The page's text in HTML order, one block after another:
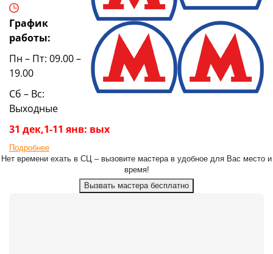
График
работы:
Пн – Пт: 09.00 –
19.00
Сб – Вс:
Выходные
31 дек,1-11 янв: вых
Подробнее
Нет времени ехать в СЦ – вызовите мастера в удобное для Вас место и
время!
Вызвать мастера бесплатно